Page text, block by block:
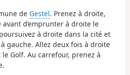
de Gestel. Prenez à droite,
d’emprunter à droite le
à droite dans la cité et
gauche. Allez deux fois à droite
Golf. Au carrefour, prenez à